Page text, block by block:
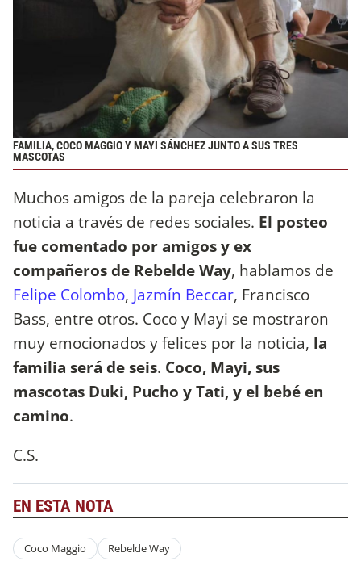
FAMILIA, COCO MAGGIO Y MAYI SÁNCHEZ JUNTO A SUS TRES
MASCOTAS
Muchos amigos de la pareja celebraron la
noticia a través de redes sociales. El posteo
fue comentado por amigos y ex
compañeros de Rebelde Way, hablamos de
Felipe Colombo, Jazmín Beccar, Francisco
Bass, entre otros. Coco y Mayi se mostraron
muy emocionados y felices por la noticia, la
familia será de seis. Coco, Mayi, sus
mascotas Duki, Pucho y Tati, y el bebé en
camino.
C.S.
EN ESTA NOTA
Coco Maggio Rebelde Way